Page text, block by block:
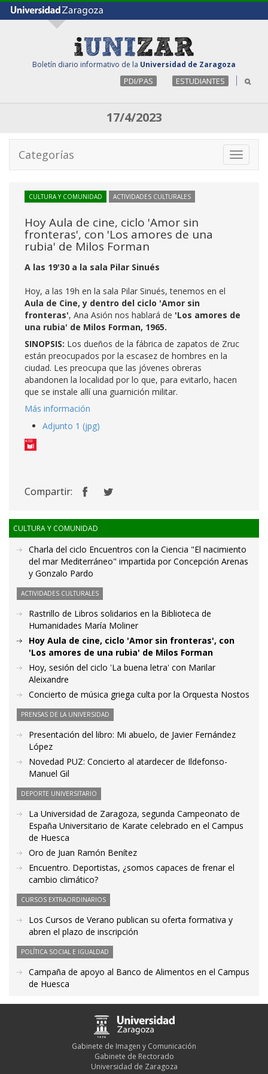
Boletín diario informativo de la Universidad de Zaragoza
PDI/PAS ESTUDIANTES
17/4/2023
Toggle
Categorías
CULTURA Y COMUNIDAD ACTIVIDADES CULTURALES
Hoy Aula de cine, ciclo 'Amor sin
fronteras', con 'Los amores de una
rubia' de Milos Forman
A las 19'30 a la sala Pilar Sinués
Hoy, a las 19h en la sala Pilar Sinués, tenemos en el
Aula de Cine, y dentro del ciclo 'Amor sin
fronteras', Ana Asión nos hablará de 'Los amores de
una rubia' de Milos Forman, 1965.
SINOPSIS: Los dueños de la fábrica de zapatos de Zruc
están preocupados por la escasez de hombres en la
ciudad. Les preocupa que las jóvenes obreras
abandonen la localidad por lo que, para evitarlo, hacen
que se instale allí una guarnición militar.
Más información
Adjunto 1 (jpg)
Compartir:
CULTURA Y COMUNIDAD
Charla del ciclo Encuentros con la Ciencia "El nacimiento
del mar Mediterráneo" impartida por Concepción Arenas
y Gonzalo Pardo
ACTIVIDADES CULTURALES
Rastrillo de Libros solidarios en la Biblioteca de
Humanidades María Moliner
Hoy Aula de cine, ciclo 'Amor sin fronteras', con
'Los amores de una rubia' de Milos Forman
Hoy, sesión del ciclo 'La buena letra' con Marilar
Aleixandre
Concierto de música griega culta por la Orquesta Nostos
PRENSAS DE LA UNIVERSIDAD
Presentación del libro: Mi abuelo, de Javier Fernández
López
Novedad PUZ: Concierto al atardecer de Ildefonso-
Manuel Gil
DEPORTE UNIVERSITARIO
La Universidad de Zaragoza, segunda Campeonato de
España Universitario de Karate celebrado en el Campus
de Huesca
Oro de Juan Ramón Benítez
Encuentro. Deportistas, ¿somos capaces de frenar el
cambio climático?
CURSOS EXTRAORDINARIOS
Los Cursos de Verano publican su oferta formativa y
abren el plazo de inscripción
POLÍTICA SOCIAL E IGUALDAD
Campaña de apoyo al Banco de Alimentos en el Campus
de Huesca
Gabinete de Imagen y Comunicación
Gabinete de Rectorado
Universidad de Zaragoza